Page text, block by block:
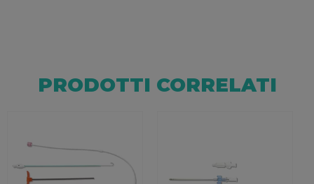
PRODOTTI CORRELATI